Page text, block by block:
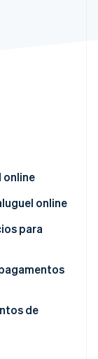
online
online
para
para
de